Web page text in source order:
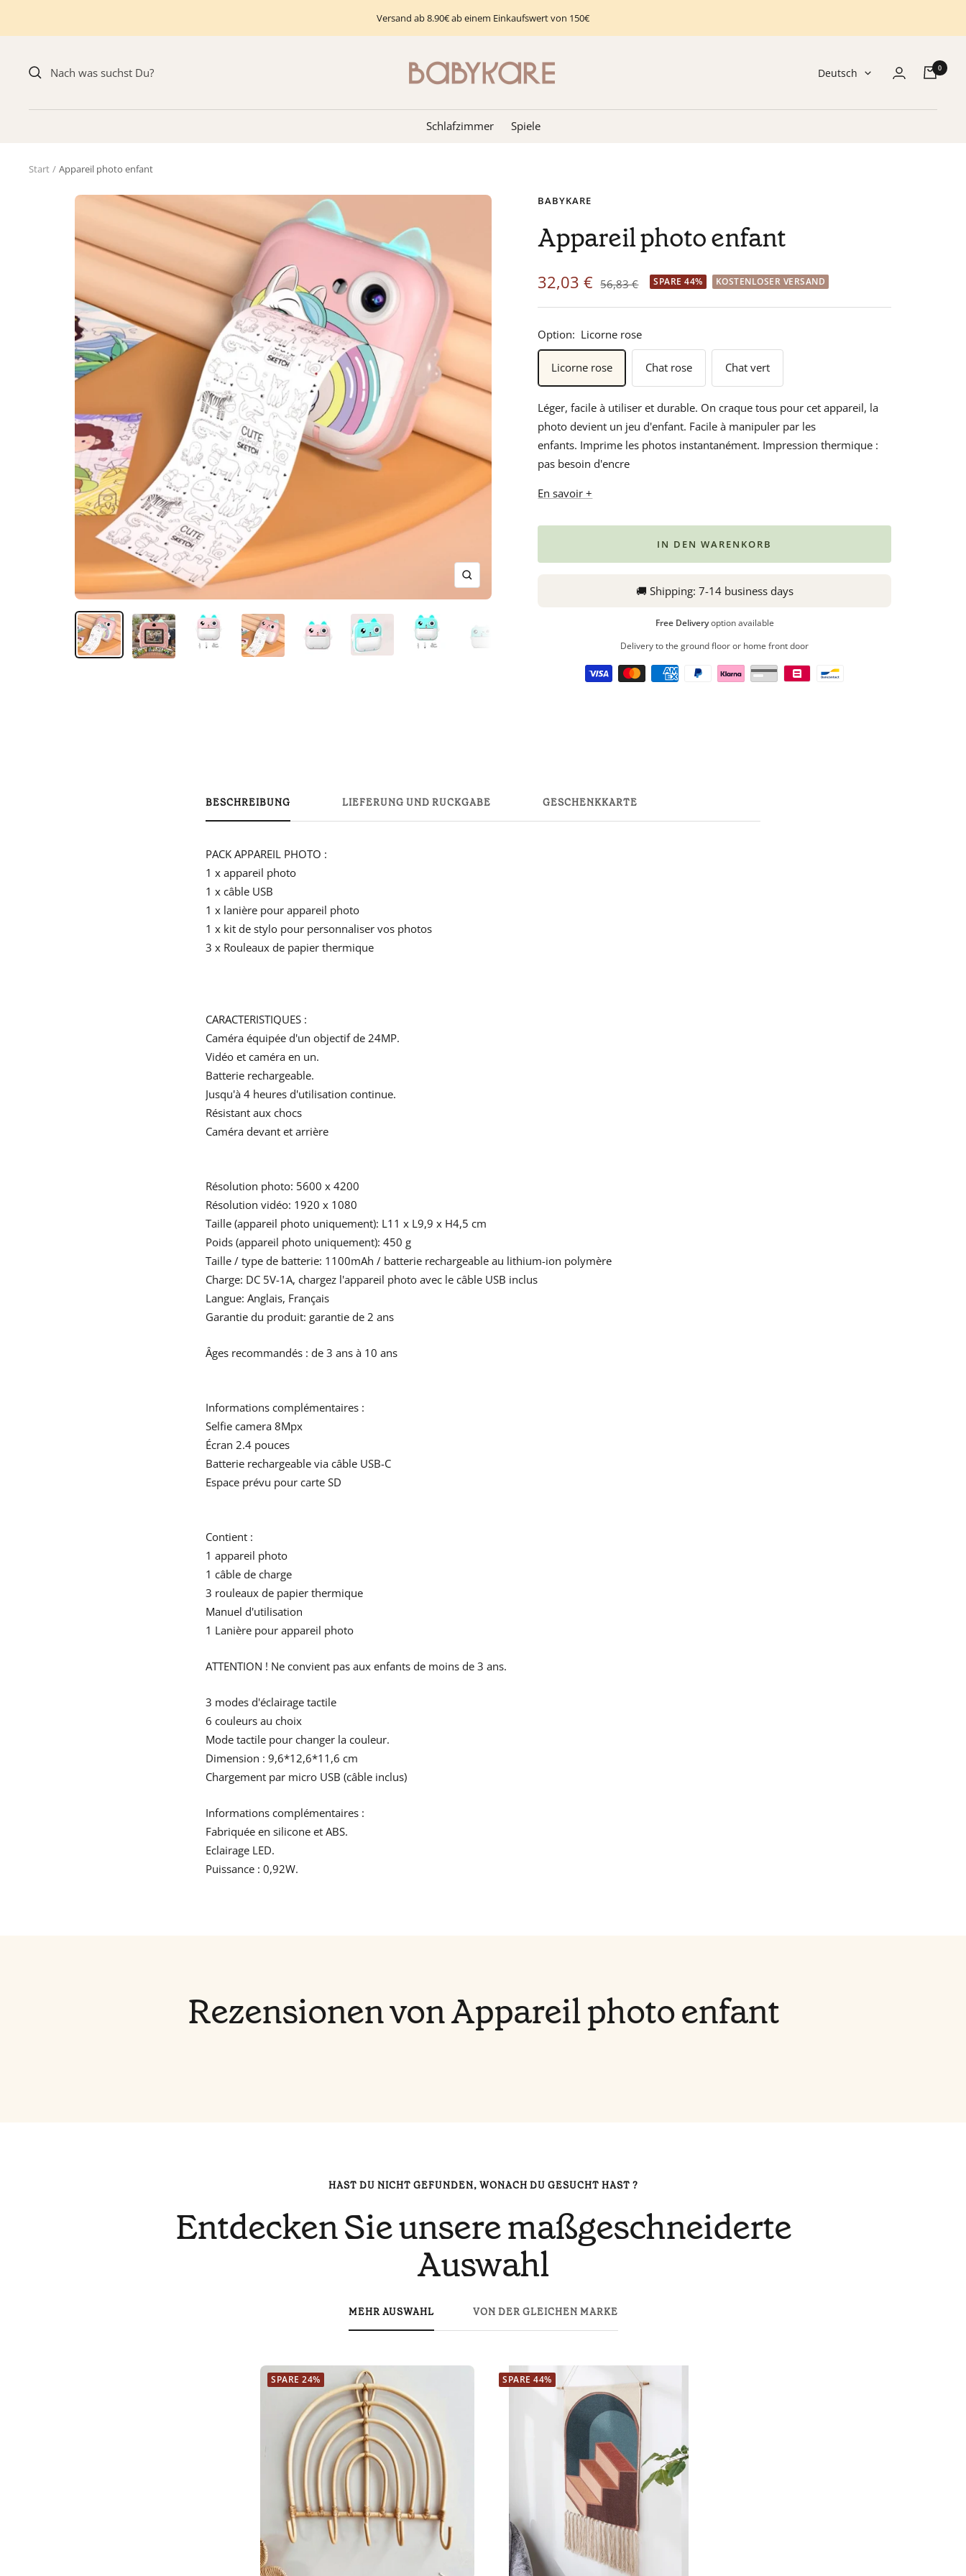
Versand ab 8.90€ ab einem Einkaufswert von 150€
Babykare
Chambre
puériculture.
Tout
ce
avez
besoin
en
tant
que
parents
pour
grossesse
bain
avec
Papa.
de
lit
Sprache
Deutsch 0
Schlafzimmer Spiele
Start Appareil photo enfant
Zoom
BABYKARE
Appareil photo enfant
Angebotspreis
32,03 € Regulärer
56,83 € SPARE 44% KOSTENLOSER VERSAND
Option: Licorne rose
Licorne rose Chat rose Chat vert
Léger, facile à utiliser et durable. On craque tous pour cet appareil, la
photo devient un jeu d'enfant. Facile à manipuler par les
enfants. Imprime les photos instantanément. Impression thermique :
pas besoin d'encre
En savoir +
IN DEN WARENKORB
🚚 Shipping: 7-14 business days
Free Deliveryoption available
Delivery to the ground floor or home front door
BESCHREIBUNG LIEFERUNG UND RÜCKGABE GESCHENKKARTE
PACK APPAREIL PHOTO :
1 x appareil photo
1 x câble USB
1 x lanière pour appareil photo
1 x kit de stylo pour personnaliser vos photos
3 x Rouleaux de papier thermique
CARACTERISTIQUES :
Caméra équipée d'un objectif de 24MP.
Vidéo et caméra en un.
Batterie rechargeable.
Jusqu'à 4 heures d'utilisation continue.
Résistant aux chocs
Caméra devant et arrière
Résolution photo: 5600 x 4200
Résolution vidéo: 1920 x 1080
Taille (appareil photo uniquement): L11 x L9,9 x H4,5 cm
Poids (appareil photo uniquement): 450 g
Taille / type de batterie: 1100mAh / batterie rechargeable au lithium-ion polymère
Charge: DC 5V-1A, chargez l'appareil photo avec le câble USB inclus
Langue: Anglais, Français
Garantie du produit: garantie de 2 ans
Âges recommandés : de 3 ans à 10 ans
Informations complémentaires :
Selfie camera 8Mpx
Écran 2.4 pouces
Batterie rechargeable via câble USB-C
Espace prévu pour carte SD
Contient :
1 appareil photo
1 câble de charge
3 rouleaux de papier thermique
Manuel d'utilisation
1 Lanière pour appareil photo
ATTENTION ! Ne convient pas aux enfants de moins de 3 ans.
3 modes d'éclairage tactile
6 couleurs au choix
Mode tactile pour changer la couleur.
Dimension : 9,6*12,6*11,6 cm
Chargement par micro USB (câble inclus)
Informations complémentaires :
Fabriquée en silicone et ABS.
Eclairage LED.
Puissance : 0,92W.
Rezensionen von Appareil photo enfant
HAST DU NICHT GEFUNDEN, WONACH DU GESUCHT HAST ?
Entdecken Sie unsere maßgeschneiderte
Auswahl
MEHR AUSWAHL VON DER GLEICHEN MARKE
SPARE 24% SPARE 44%